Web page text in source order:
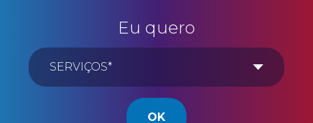
Eu quero
OK